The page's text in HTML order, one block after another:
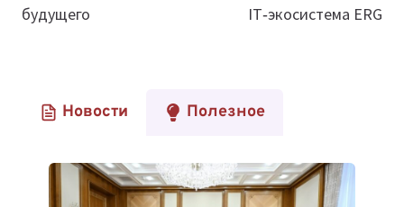
будущего
IT‑экосистема ERG
Новости Полезное